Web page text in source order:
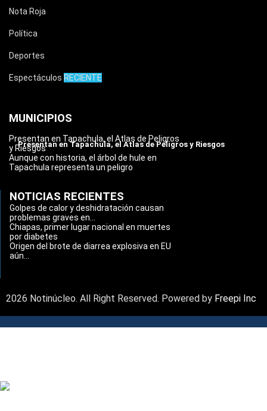
Nota Roja
Política
Deportes
Espectáculos RECIENTE
MUNICIPIOS
Presentan en Tapachula, el Atlas de Peligros y Riesgos
Presentan en Tapachula, el Atlas de Peligros
y Riesgos
Aunque con historia, el árbol de hule en
Tapachula representa un peligro
NOTICIAS RECIENTES
Golpes de calor y deshidratación causan
problemas graves en...
Chiapas, primer lugar nacional en muertes
por diabetes
Origen del brote de diarrea explosiva en EU
aún...
2026 Notinúcleo. All Right Reserved. Powered by Freepi Inc